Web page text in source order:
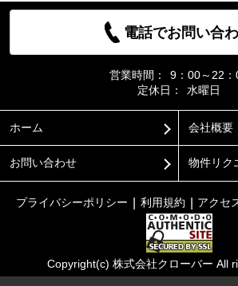
電話でお問い合
営業時間：
9：00～22：
定休日：
水曜日
ホーム 会社概要
お問い合わせ 物件リク
プライバシーポリシー 利用規約 アクセ
Copyright(c) 株式会社クローバー All